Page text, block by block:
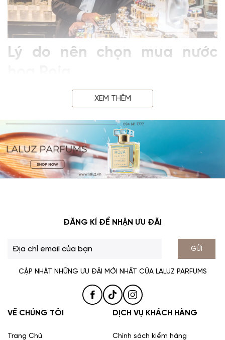
Lý do nên chọn mua nước
Sở dĩ nước hoa Roja là thương hiệu nước hoa đắt nhất thế
chúng được sáng tạo bởi Roja Dove – thiên tài nước hoa của
Anh với rất nhiều giải thưởng cao quý trong ngành nước hoa
cao cấp.
Lý do tiếp theo khiến giới mộ điệu “phát cuồng” với những
chai Perfume Roja Parfums là bởi sự tập hợp hoàn hảo từ các
nguyên liệu cao cấp. Roja Dove nổi tiếng về sự “khó tính” và
cực kỳ khắt khe trong từng khâu điều chế. Từ khâu tuyển chọn
XEM THÊM
ĐĂNG KÍ ĐỂ NHẬN ƯU ĐÃI
GỬI
CẬP NHẬT NHỮNG ƯU ĐÃI MỚI NHẤT CỦA LALUZ PARFUMS
VỀ CHÚNG TÔI
Trang Chủ
DỊCH VỤ KHÁCH HÀNG
Chính sách kiểm hàng